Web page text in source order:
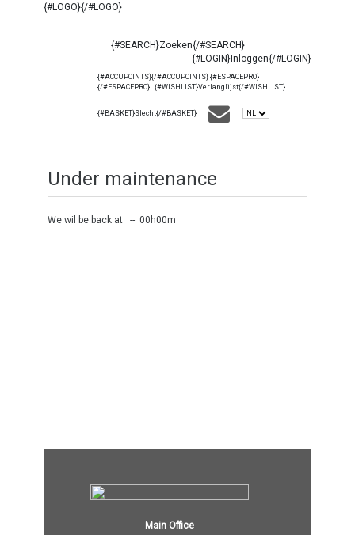
{#LOGO}{/#LOGO}
{#SEARCH}Zoeken{/#SEARCH}
{#LOGIN}Inloggen{/#LOGIN}
{#ACCUPOINTS}{/#ACCUPOINTS} {#ESPACEPRO}
{/#ESPACEPRO} {#WISHLIST}Verlanglijst{/#WISHLIST}
{#BASKET}Slecht{/#BASKET}
Under maintenance
We wil be back at -- 00h00m
Main Office